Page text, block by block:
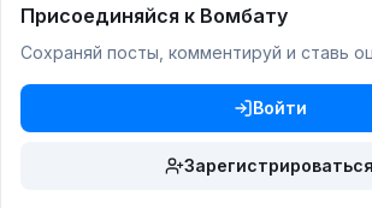
Присоединяйся к Вомбату
Сохраняй посты, комментируй и ставь
Войти
Зарегистрироваться